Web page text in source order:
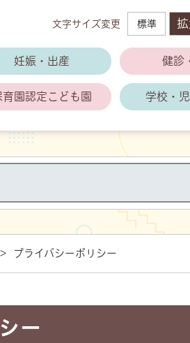
高萩市子育て支援公式ホームページ
文字サイズ変更 標準
妊娠・出産 健診
育園認定こども園 学校・
> プライバシーポリシー
ー